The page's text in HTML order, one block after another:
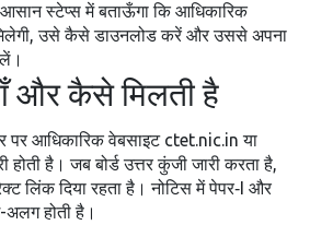
स्टेप्स में बताऊँगा कि आधिकारिक
मिलेगी, उसे कैसे डाउनलोड करें और उससे अपना
और कैसे मिलती है
पर आधिकारिक वेबसाइट ctet.nic.in या
होती है। जब बोर्ड उत्तर कुंजी जारी करता है,
लिंक दिया रहता है। नोटिस में पेपर‑I और
अलग होती है।